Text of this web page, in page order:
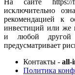
На сайте https://
исключительно
рекомендацией к
инвестиций или же
и любой другой
предусматривает
Контакты - all-
Политика